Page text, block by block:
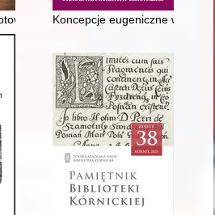
operacji zaczepnej Wojska
Koncepcje eugeniczne w